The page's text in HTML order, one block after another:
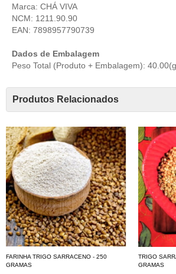
Marca: CHÁ VIVA
NCM: 1211.90.90
EAN: 7898957790739
Dados de Embalagem
Peso Total (Produto + Embalagem):
Produtos Relacionados
FARINHA TRIGO SARRACENO - 250
GRAMAS
TRIGO
GRAMAS